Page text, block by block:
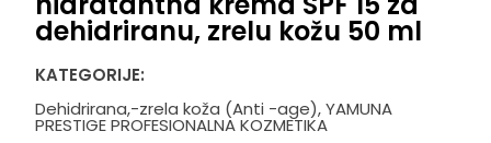
dehidriranu, zrelu kožu 50 ml
KATEGORIJE:
Dehidrirana,-zrela koža (Anti -age),YAMUNA
PRESTIGE PROFESIONALNA KOZMETIKA